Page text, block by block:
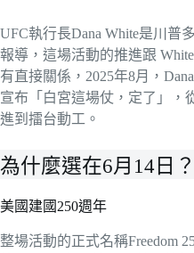
UFC執行長Dana White是川普
報導，這場活動的推進跟
有直接關係，2025年8月，
宣布「白宮這場仗，定了」，
進到擂台動工。
為什麼選在6月14日？
美國建國250週年
整場活動的正式名稱Freedom